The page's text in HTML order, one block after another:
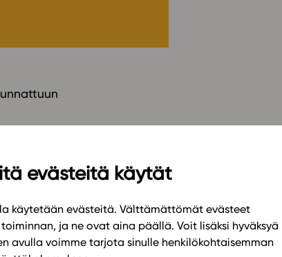
evästeitä käytät
käytetään evästeitä. Välttämättömät evästeet
ja ne ovat aina päällä. Voit lisäksi hyväksyä
avulla voimme tarjota sinulle henkilökohtaisemman
koulutukseen, jossa
myös mahdollisuus esittää